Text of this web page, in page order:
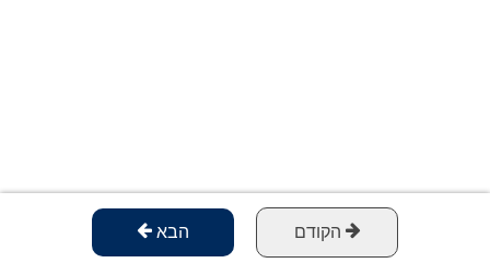
הקודם הבא